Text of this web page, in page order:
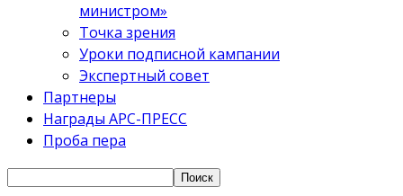
министром»
Точка зрения
Уроки подписной кампании
Экспертный совет
Партнеры
Награды АРС-ПРЕСС
Проба пера